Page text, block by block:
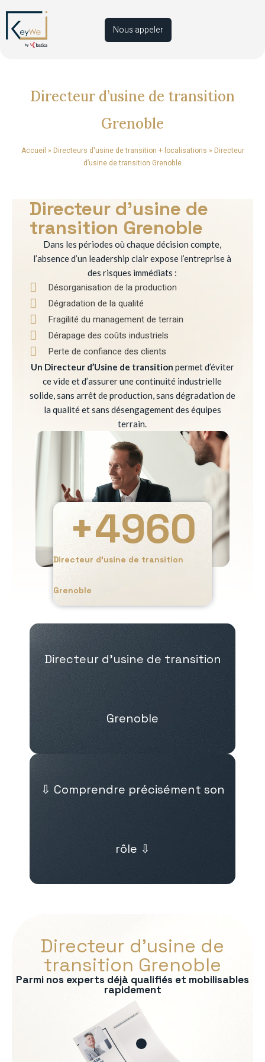
Nous appeler
Directeur d’usine de transition
Grenoble
Accueil » Directeurs d'usine de transition + localisations » Directeur
d’usine de transition Grenoble
Directeur d’usine de
transition Grenoble
Dans les périodes où chaque décision compte,
l’absence d’un leadership clair expose l’entreprise à
des risques immédiats :
Désorganisation de la production
Dégradation de la qualité
Fragilité du management de terrain
Dérapage des coûts industriels
Perte de confiance des clients
Un Directeur d’Usine de transition permet d’éviter
ce vide et d’assurer une continuité industrielle
solide, sans arrêt de production, sans dégradation de
la qualité et sans désengagement des équipes
terrain.
Directeur d’usine de transition
Grenoble
+4960
Directeur d’usine de transition
Grenoble
⇩ Comprendre précisément son
rôle ⇩
Directeur d’usine de
transition Grenoble
Parmi nos experts déjà qualifiés et mobilisables
rapidement